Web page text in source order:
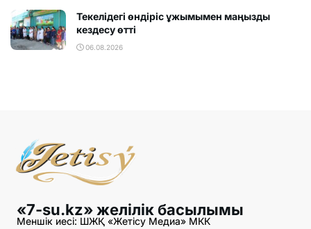
Текелідегі өндіріс ұжымымен маңызды
кездесу өтті
06.08.2026
«7-su.kz» желілік басылымы
Меншік иесі: ШЖҚ «Жетісу Медиа» МКК